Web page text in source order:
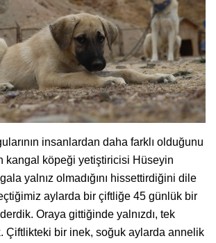
insanlardan daha farklı olduğunu
kangal köpeği yetiştiricisi Hüseyin
yalnız olmadığını hissettirdiğini dile
aylarda bir çiftliğe 45 günlük bir
Oraya gittiğinde yalnızdı, tek
Çiftlikteki bir inek, soğuk aylarda annelik